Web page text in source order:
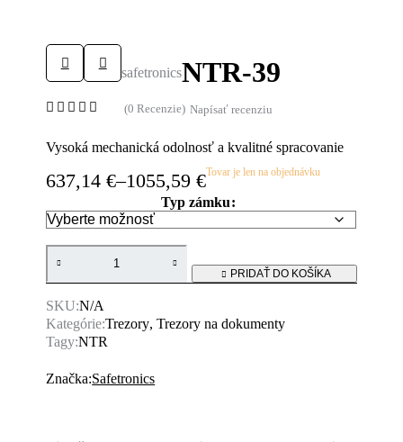
safetronicsNTR-39
(0 Recenzie) Napísať recenziu
Vysoká mechanická odolnosť a kvalitné spracovanie
637,14€–1055,59€Tovar je len na objednávku
Typ zámku
PRIDAŤ DO KOŠÍKA
SKU:N/A
Kategórie:Trezory,Trezory na dokumenty
Tagy:NTR
Značka:Safetronics